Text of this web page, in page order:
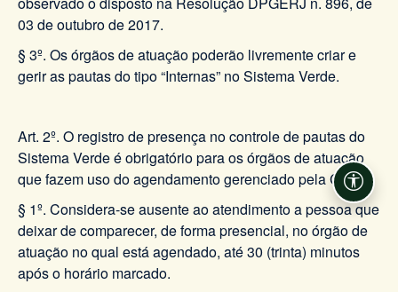
03 de outubro de 2017.
§ 3º. Os órgãos de atuação poderão livremente criar e
gerir as pautas do tipo “Internas” no Sistema Verde.
Art. 2º. O registro de presença no controle de pautas do
Sistema Verde é obrigatório para os órgãos de atuação
que fazem uso do agendamento gerenciado pela CRC.
§ 1º. Considera-se ausente ao atendimento a pessoa que
deixar de comparecer, de forma presencial, no órgão de
atuação no qual está agendado, até 30 (trinta) minutos
após o horário marcado.